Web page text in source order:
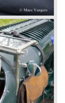
their Rolls
moved from
the Rolls
Rolls
Many